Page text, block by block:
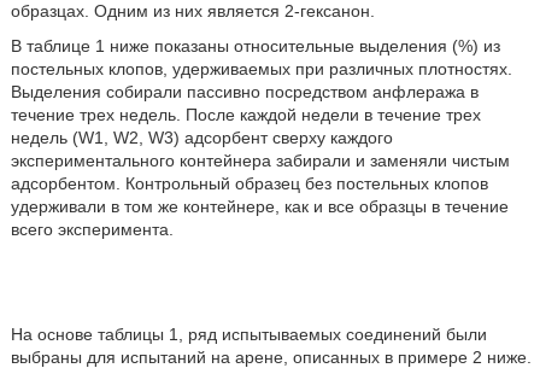
образцах. Одним из них является 2-гексанон.
В таблице 1 ниже показаны относительные выделения (%) из
постельных клопов, удерживаемых при различных плотностях.
Выделения собирали пассивно посредством анфлеража в
течение трех недель. После каждой недели в течение трех
недель (W1, W2, W3) адсорбент сверху каждого
экспериментального контейнера забирали и заменяли чистым
адсорбентом. Контрольный образец без постельных клопов
удерживали в том же контейнере, как и все образцы в течение
всего эксперимента.
На основе таблицы 1, ряд испытываемых соединений были
выбраны для испытаний на арене, описанных в примере 2 ниже.